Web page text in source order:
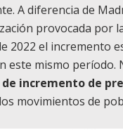
A diferencia de
provocada por
2022 el incremento
este mismo
incremento de
movimientos de